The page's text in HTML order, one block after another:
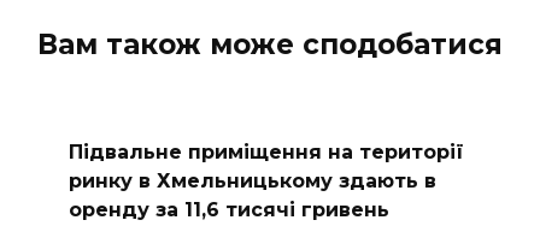
Вам також може сподобатися
Підвальне приміщення на території
ринку в Хмельницькому здають в
оренду за 11,6 тисячі гривень